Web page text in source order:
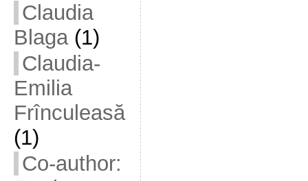
Claudia
Blaga(1)
Claudia-
Emilia
Frînculeasă
(1)
Co-author: